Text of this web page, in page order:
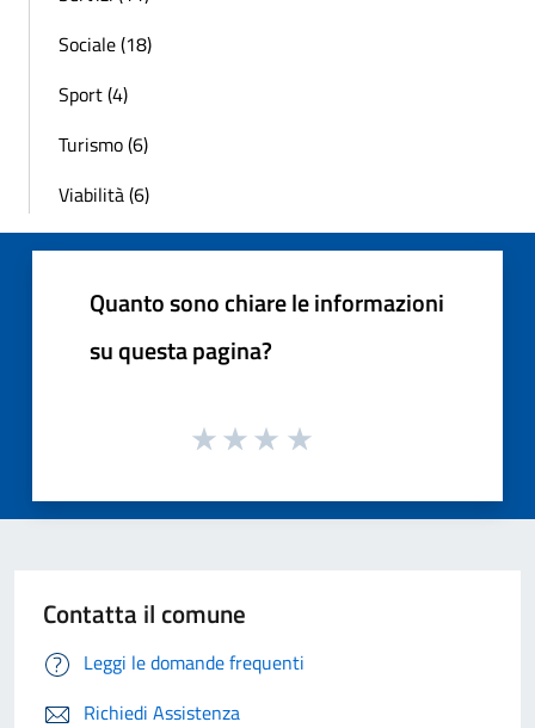
Sociale (18)
Sport (4)
Turismo (6)
Viabilità (6)
Quanto sono chiare le informazioni
su questa pagina?
Contatta il comune
Leggi le domande frequenti
Richiedi Assistenza